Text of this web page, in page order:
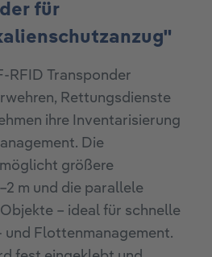
für
RFID Transponder
Rettungsdienste
ihre Inventarisierung
Die
größere
m und die parallele
– ideal für schnelle
und Flottenmanagement.